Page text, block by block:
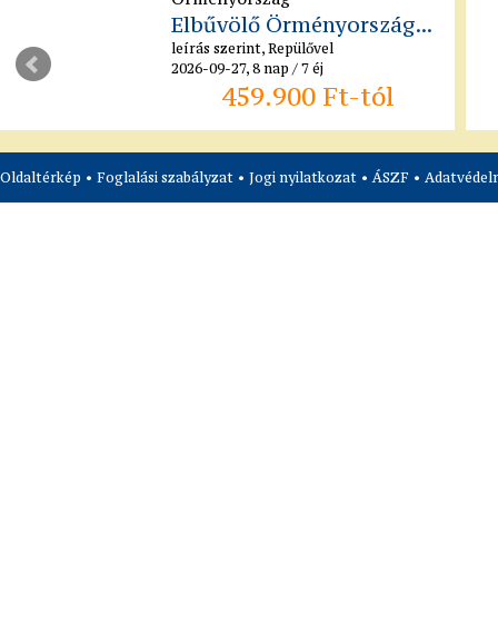
Elbűvölő Örményország...
leírás szerint, Repülővel
2026-09-27, 8 nap / 7 éj
459.900 Ft-tól
Oldaltérkép • Foglalási szabályzat • Jogi nyilatkozat • ÁSZF •